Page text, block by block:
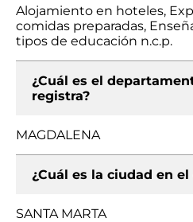
Alojamiento en hoteles,
comidas preparadas,
tipos de educación n.c.p.
¿Cuál es el
registra?
MAGDALENA
¿Cuál es la ciudad en
SANTA MARTA